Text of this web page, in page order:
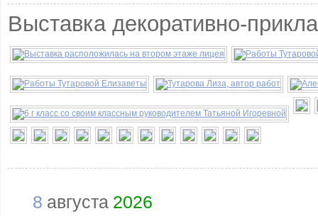
Выставка декоративно-
8 августа 2026